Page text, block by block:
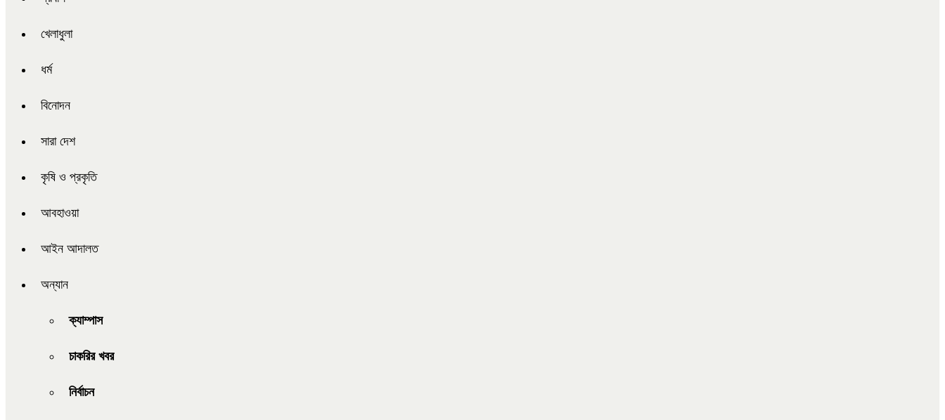
খেলাধুলা
ধর্ম
বিনোদন
সারা দেশ
কৃষি ও প্রকৃতি
আবহাওয়া
আইন আদালত
অন্যান
ক্যাম্পাস
চাকরির খবর
নির্বাচন